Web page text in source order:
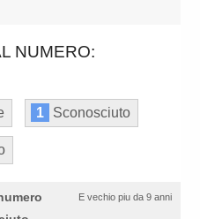
NUMERO:
1 Sconosciuto
E vechio piu da 9 anni